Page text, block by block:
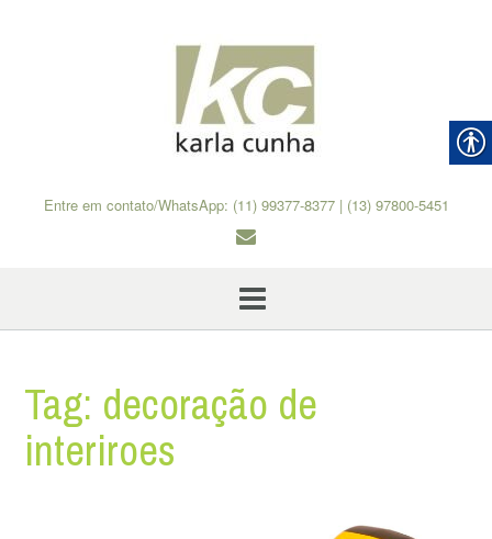
Entre em contato/WhatsApp: (11) 99377-8377 | (13) 97800-5451
Tag: decoração de
interiroes